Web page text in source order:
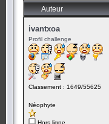
Auteur
ivantxoa
Profil challenge
Classement : 1649/55625
Néophyte
Hors ligne